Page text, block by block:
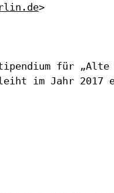
>
für
Jahr 2017